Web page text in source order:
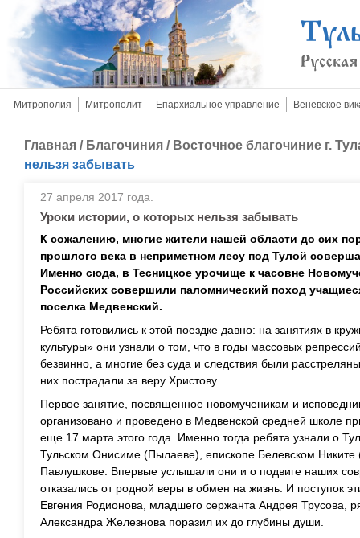
Митрополия Митрополит Епархиальное управление Веневское
Главная / Благочиния / Восточное благочиние г.
нельзя забывать
27 апреля 2017 года.
Уроки истории, о которых нельзя забывать
К сожалению, многие жители нашей области до сих
прошлого века в неприметном лесу под Тулой
Именно сюда, в Тесницкое урочище к часовне
Российских совершили паломнический поход
поселка Медвенский.
Ребята готовились к этой поездке давно: на занятиях в
культуры» они узнали о том, что в годы массовых
безвинно, а многие без суда и следствия были
них пострадали за веру Христову.
Первое занятие, посвященное новомученикам и
организовано и проведено в Медвенской средней школе
еще 17 марта этого года. Именно тогда ребята узнали о
Тульском Онисиме (Пылаеве), епископе Белевском
Павлушкове. Впервые услышали они и о подвиге наших
отказались от родной веры в обмен на жизнь. И поступок
Евгения Родионова, младшего сержанта Андрея Трусова,
Александра Железнова поразил их до глубины души.